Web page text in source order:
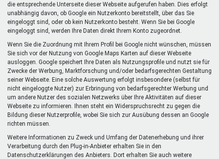
die entsprechende Unterseite dieser Webseite aufgerufen haben. Dies erfolgt
unabhängig davon, ob Google ein Nutzerkonto bereitstellt, über das Sie
eingeloggt sind, oder ob kein Nutzerkonto besteht. Wenn Sie bei Google
eingeloggt sind, werden Ihre Daten direkt Ihrem Konto zugeordnet.
Wenn Sie die Zuordnung mit Ihrem Profil bei Google nicht wünschen, müssen
Sie sich vor der Nutzung von Google Maps Karten auf dieser Webseite
ausloggen. Google speichert Ihre Daten als Nutzungsprofile und nutzt sie für
Zwecke der Werbung, Marktforschung und/oder bedarfsgerechten Gestaltung
seiner Webseite. Eine solche Auswertung erfolgt insbesondere (selbst für
nicht eingeloggte Nutzer) zur Erbringung von bedarfsgerechter Werbung und
um andere Nutzer des sozialen Netzwerks über Ihre Aktivitäten auf dieser
Webseite zu informieren. Ihnen steht ein Widerspruchsrecht zu gegen die
Bildung dieser Nutzerprofile, wobei Sie sich zur Ausübung dessen an Google
richten müssen.
Weitere Informationen zu Zweck und Umfang der Datenerhebung und ihrer
Verarbeitung durch den Plug-in-Anbieter erhalten Sie in den
Datenschutzerklärungen des Anbieters. Dort erhalten Sie auch weitere